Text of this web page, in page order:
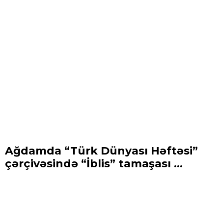
Ağdamda “Türk Dünyası Həftəsi”
çərçivəsində “İblis” tamaşası ...